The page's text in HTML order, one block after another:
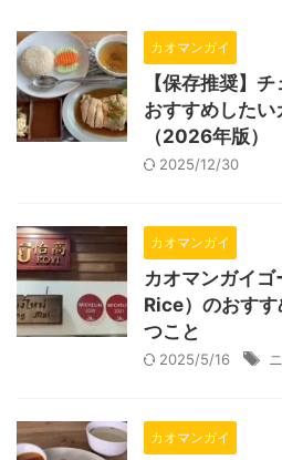
カオマンガイ
【保存推奨】
おすすめした
（2026年版）
2025/12/30
カオマンガイ
カオマンガイ
Rice）のおす
つこと
2025/5/16
カオマンガイ